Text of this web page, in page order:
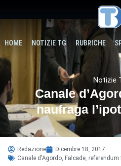
HOME NOTIZIE TG RUBRICHE
Notizie
Canale
naufraga
Redazione
Dicembre 18, 2017
Canale d'Agordo Falcade